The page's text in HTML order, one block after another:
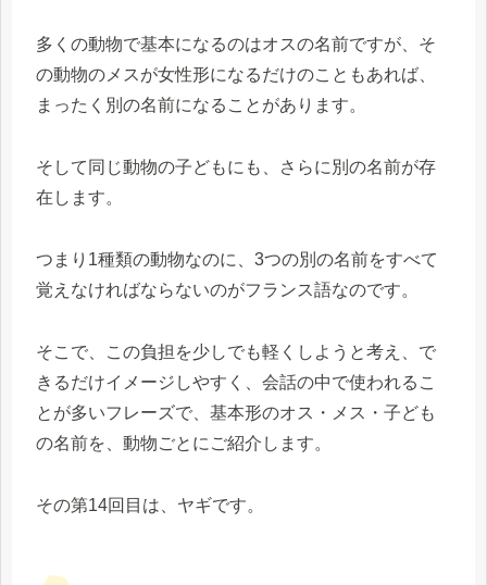
多くの動物で基本になるのはオスの名前ですが、そ
の動物のメスが女性形になるだけのこともあれば、
まったく別の名前になることがあります。
そして同じ動物の子どもにも、さらに別の名前が存
在します。
つまり1種類の動物なのに、3つの別の名前をすべて
覚えなければならないのがフランス語なのです。
そこで、この負担を少しでも軽くしようと考え、で
きるだけイメージしやすく、会話の中で使われるこ
とが多いフレーズで、基本形のオス・メス・子ども
の名前を、動物ごとにご紹介します。
その第14回目は、ヤギです。